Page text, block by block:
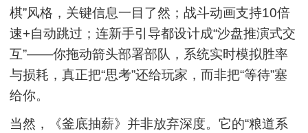
棋”风格，关键信息一目了然；战斗动画支持10倍
速+自动跳过；连新手引导都设计成“沙盘推演式交
互”——你拖动箭头部署部队，系统实时模拟胜率
与损耗，真正把“思考”还给玩家，而非把“等待”塞
给你。
当然，《釜底抽薪》并非放弃深度。它的“粮道系